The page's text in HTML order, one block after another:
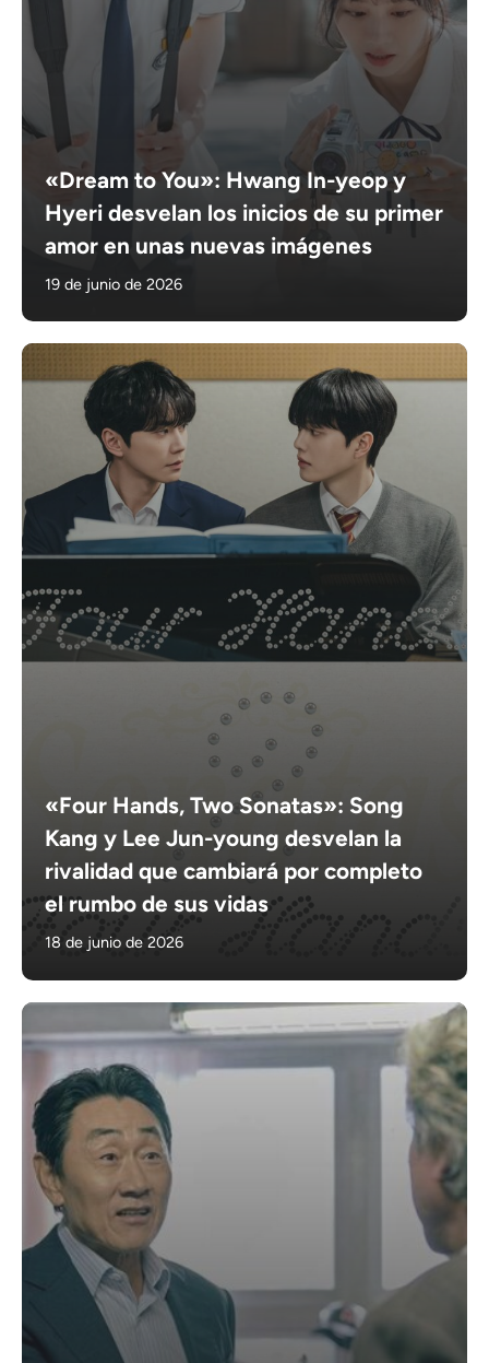
«Dream to You»: Hwang In-yeop y
Hyeri desvelan los inicios de su primer
amor en unas nuevas imágenes
19 de junio de 2026
«Four Hands, Two Sonatas»: Song
Kang y Lee Jun-young desvelan la
rivalidad que cambiará por completo
el rumbo de sus vidas
18 de junio de 2026